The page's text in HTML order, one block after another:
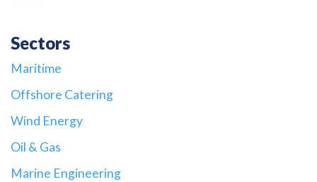
Sectors
Maritime
Offshore Catering
Wind Energy
Oil & Gas
Marine Engineering